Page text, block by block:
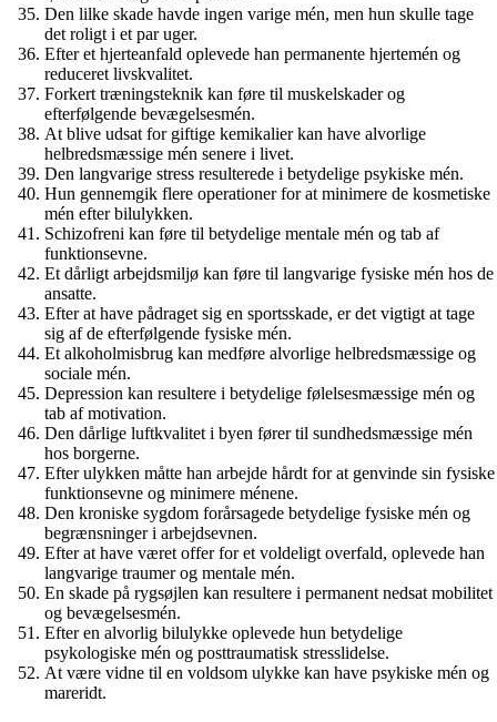
Den lilke skade havde ingen varige mén, men hun skulle tage
det roligt i et par uger.
Efter et hjerteanfald oplevede han permanente hjertemén og
reduceret livskvalitet.
Forkert træningsteknik kan føre til muskelskader og
efterfølgende bevægelsesmén.
At blive udsat for giftige kemikalier kan have alvorlige
helbredsmæssige mén senere i livet.
Den langvarige stress resulterede i betydelige psykiske mén.
Hun gennemgik flere operationer for at minimere de kosmetiske
mén efter bilulykken.
Schizofreni kan føre til betydelige mentale mén og tab af
funktionsevne.
Et dårligt arbejdsmiljø kan føre til langvarige fysiske mén hos de
ansatte.
Efter at have pådraget sig en sportsskade, er det vigtigt at tage
sig af de efterfølgende fysiske mén.
Et alkoholmisbrug kan medføre alvorlige helbredsmæssige og
sociale mén.
Depression kan resultere i betydelige følelsesmæssige mén og
tab af motivation.
Den dårlige luftkvalitet i byen fører til sundhedsmæssige mén
hos borgerne.
Efter ulykken måtte han arbejde hårdt for at genvinde sin fysiske
funktionsevne og minimere ménene.
Den kroniske sygdom forårsagede betydelige fysiske mén og
begrænsninger i arbejdsevnen.
Efter at have været offer for et voldeligt overfald, oplevede han
langvarige traumer og mentale mén.
En skade på rygsøjlen kan resultere i permanent nedsat mobilitet
og bevægelsesmén.
Efter en alvorlig bilulykke oplevede hun betydelige
psykologiske mén og posttraumatisk stresslidelse.
At være vidne til en voldsom ulykke kan have psykiske mén og
mareridt.